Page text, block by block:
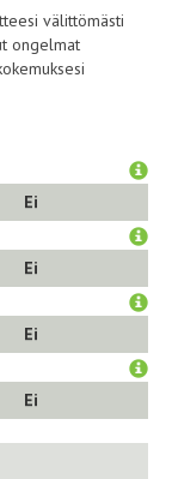
välittömästi
Ei
Ei
Ei
Ei